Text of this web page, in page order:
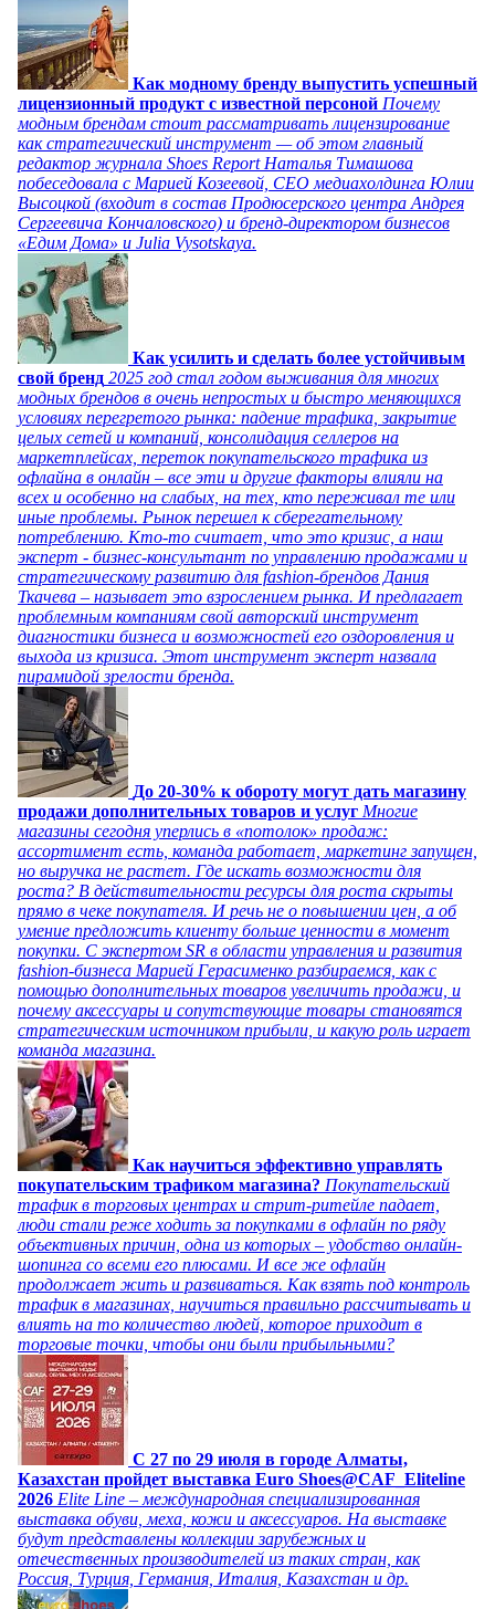
Как модному бренду выпустить успешный
лицензионный продукт с известной персоной Почему
модным брендам стоит рассматривать лицензирование
как стратегический инструмент — об этом главный
редактор журнала Shoes Report Наталья Тимашова
побеседовала с Марией Козеевой, СЕО медиахолдинга Юлии
Высоцкой (входит в состав Продюсерского центра Андрея
Сергеевича Кончаловского) и бренд-директором бизнесов
«Едим Дома» и Julia Vysotskaya.
Как усилить и сделать более устойчивым
свой бренд 2025 год стал годом выживания для многих
модных брендов в очень непростых и быстро меняющихся
условиях перегретого рынка: падение трафика, закрытие
целых сетей и компаний, консолидация селлеров на
маркетплейсах, переток покупательского трафика из
офлайна в онлайн – все эти и другие факторы влияли на
всех и особенно на слабых, на тех, кто переживал те или
иные проблемы. Рынок перешел к сберегательному
потреблению. Кто-то считает, что это кризис, а наш
эксперт - бизнес-консультант по управлению продажами и
стратегическому развитию для fashion-брендов Дания
Ткачева – называет это взрослением рынка. И предлагает
проблемным компаниям свой авторский инструмент
диагностики бизнеса и возможностей его оздоровления и
выхода из кризиса. Этот инструмент эксперт назвала
пирамидой зрелости бренда.
До 20-30% к обороту могут дать магазину
продажи дополнительных товаров и услуг Многие
магазины сегодня уперлись в «потолок» продаж:
ассортимент есть, команда работает, маркетинг запущен,
но выручка не растет. Где искать возможности для
роста? В действительности ресурсы для роста скрыты
прямо в чеке покупателя. И речь не о повышении цен, а об
умение предложить клиенту больше ценности в момент
покупки. С экспертом SR в области управления и развития
fashion-бизнеса Марией Герасименко разбираемся, как с
помощью дополнительных товаров увеличить продажи, и
почему аксессуары и сопутствующие товары становятся
стратегическим источником прибыли, и какую роль играет
команда магазина.
Как научиться эффективно управлять
покупательским трафиком магазина? Покупательский
трафик в торговых центрах и стрит-ритейле падает,
люди стали реже ходить за покупками в офлайн по ряду
объективных причин, одна из которых – удобство онлайн-
шопинга со всеми его плюсами. И все же офлайн
продолжает жить и развиваться. Как взять под контроль
трафик в магазинах, научиться правильно рассчитывать и
влиять на то количество людей, которое приходит в
торговые точки, чтобы они были прибыльными?
C 27 по 29 июля в городе Алматы,
Казахстан пройдет выставка Euro Shoes@CAF_Eliteline
2026 Elite Line – международная специализированная
выставка обуви, меха, кожи и аксессуаров. На выставке
будут представлены коллекции зарубежных и
отечественных производителей из таких стран, как
Россия, Турция, Германия, Италия, Казахстан и др.